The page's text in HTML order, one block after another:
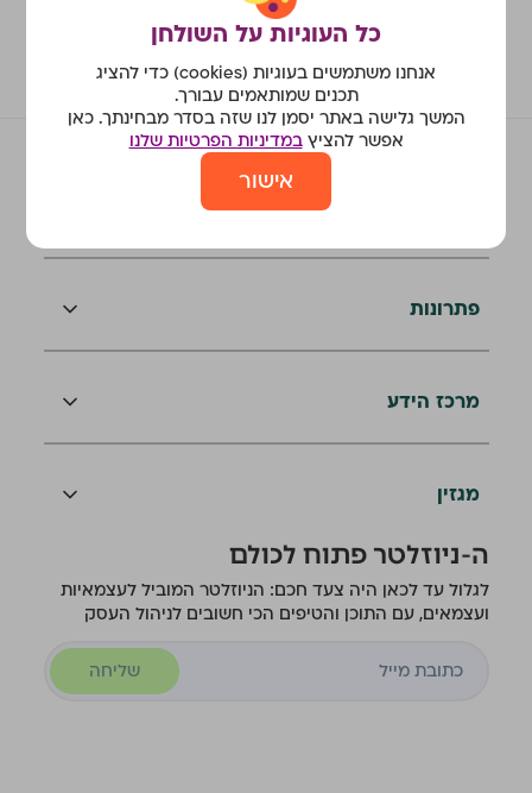
מורנינג - חשבונית ירוקה
פתרונות
מרכז הידע
מגזין
ה-ניוזלטר פתוח לכולם
לגלול עד לכאן היה צעד חכם: הניוזלטר המוביל לעצמאיות
ועצמאים, עם התוכן והטיפים הכי חשובים לניהול העסק
שליחה
כל העוגיות על השולחן
אנחנו משתמשים בעוגיות (cookies) כדי להציג
תכנים שמותאמים עבורך.
המשך גלישה באתר יסמן לנו שזה בסדר מבחינתך. כאן
אפשר להציץבמדיניות הפרטיות שלנו
אישור